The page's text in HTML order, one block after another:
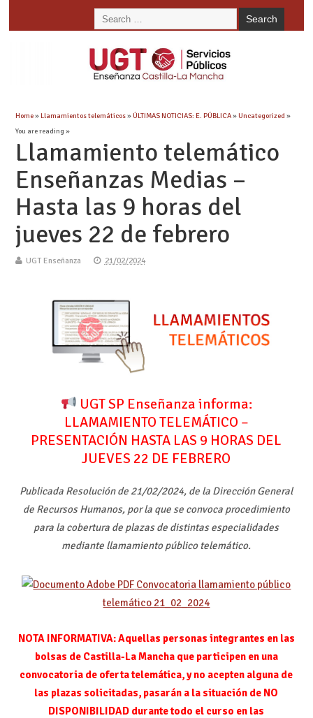
Home»Llamamientos telemáticos»ÚLTIMAS NOTICIAS: E. PÚBLICA»Uncategorized »
You are reading »
Llamamiento telemático
Enseñanzas Medias –
Hasta las 9 horas del
jueves 22 de febrero
UGT Enseñanza 21/02/2024
UGT SP Enseñanza informa:
LLAMAMIENTO TELEMÁTICO –
PRESENTACIÓN HASTA LAS 9 HORAS DEL
JUEVES 22 DE FEBRERO
Publicada Resolución de 21/02/2024, de la Dirección General
de Recursos Humanos, por la que se convoca procedimiento
para la cobertura de plazas de distintas especialidades
mediante llamamiento público telemático.
Convocatoria llamamiento público
telemático 21_02_2024
NOTA INFORMATIVA:Aquellas personas integrantes en las
bolsas de Castilla-La Mancha que participen en una
convocatoria de oferta telemática, y no acepten alguna de
las plazas solicitadas, pasarán a la situación de NO
DISPONIBILIDAD durante todo el curso en las